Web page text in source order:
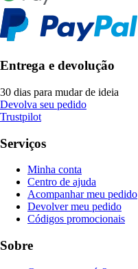
Entrega e devolução
30 dias para mudar de ideia
Devolva seu pedido
Trustpilot
Serviços
Minha conta
Centro de ajuda
Acompanhar meu pedido
Devolver meu pedido
Códigos promocionais
Sobre